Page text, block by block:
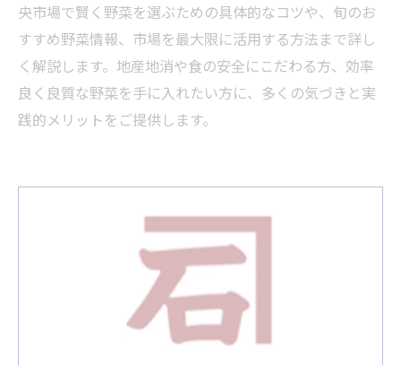
央市場で賢く野菜を選ぶための具体的なコツや、旬のお
すすめ野菜情報、市場を最大限に活用する方法まで詳し
く解説します。地産地消や食の安全にこだわる方、効率
良く良質な野菜を手に入れたい方に、多くの気づきと実
践的メリットをご提供します。